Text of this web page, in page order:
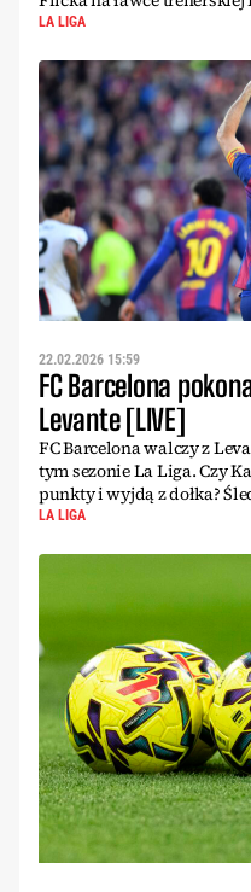
LA LIGA
22.02.2026 15:59
FC Barcelona
Levante [LIVE]
FC Barcelona walczy z
tym sezonie La Liga. Czy
punkty i wyjdą z dołka?
LA LIGA